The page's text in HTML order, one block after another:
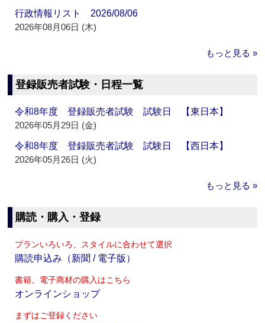
行政情報リスト 2026/08/06
2026年08月06日 (木)
もっと見る »
登録販売者試験・日程一覧
令和8年度 登録販売者試験 試験日 【東日本】
2026年05月29日 (金)
令和8年度 登録販売者試験 試験日 【西日本】
2026年05月26日 (火)
もっと見る »
購読・購入・登録
プランいろいろ、スタイルに合わせて選択
購読申込み（新聞 / 電子版）
書籍、電子商材の購入はこちら
オンラインショップ
まずはご登録ください